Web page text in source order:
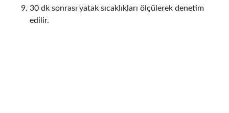
30 dk sonrası yatak sıcaklıkları ölçülerek denetim
edilir.